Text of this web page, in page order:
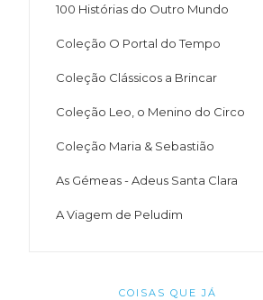
100 Histórias do Outro Mundo
Coleção O Portal do Tempo
Coleção Clássicos a Brincar
Coleção Leo, o Menino do Circo
Coleção Maria & Sebastião
As Gémeas - Adeus Santa Clara
A Viagem de Peludim
COISAS QUE JÁ